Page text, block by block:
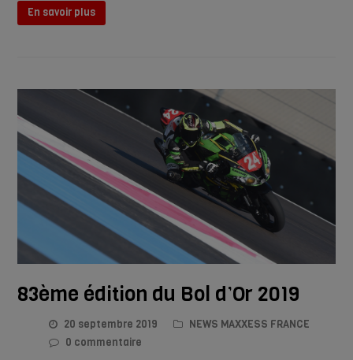
En savoir plus
83ème édition du Bol d’Or 2019
20 septembre 2019
NEWS MAXXESS FRANCE
0 commentaire